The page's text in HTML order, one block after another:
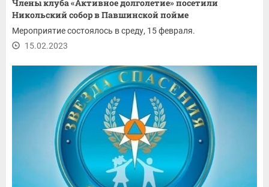
Члены клуба «Активное долголетие» посетили
Никольский собор в Павшинской пойме
Мероприятие состоялось в среду, 15 февраля.
15.02.2023